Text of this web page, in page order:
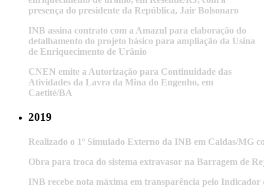
presença do presidente da República, Jair Bolsonaro
INB assina contrato com a Amazul para elaboração do
detalhamento do projeto básico para ampliação da Usina
de Enriquecimento de Urânio
CNEN emite a Autorização para Continuidade das
Atividades da Lavra da Mina do Engenho, em
Caetité/BA
2019
Realizado o 1º Simulado Externo da INB em Caldas/MG
Obra para troca do sistema extravasor na Barragem de
INB recebe nota máxima em transparência pelo Indicador